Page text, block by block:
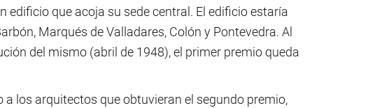
que acoja su sede central. El edificio estaría
Marqués de Valladares, Colón y Pontevedra. Al
del mismo (abril de 1948), el primer premio queda
los arquitectos que obtuvieran el segundo premio,